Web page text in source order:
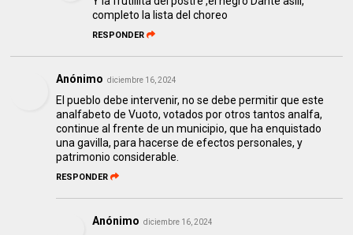
completo la lista del choreo
RESPONDER
Anónimo diciembre 16, 2024
El pueblo debe intervenir, no se debe permitir que este
analfabeto de Vuoto, votados por otros tantos analfa,
continue al frente de un municipio, que ha enquistado
una gavilla, para hacerse de efectos personales, y
patrimonio considerable.
RESPONDER
Anónimo diciembre 16, 2024